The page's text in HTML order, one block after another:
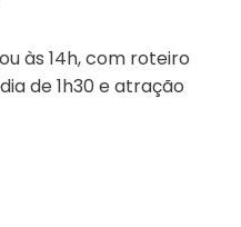
às 14h, com roteiro
de 1h30 e atração